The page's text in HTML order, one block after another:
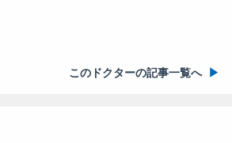
このドクターの記事一覧へ